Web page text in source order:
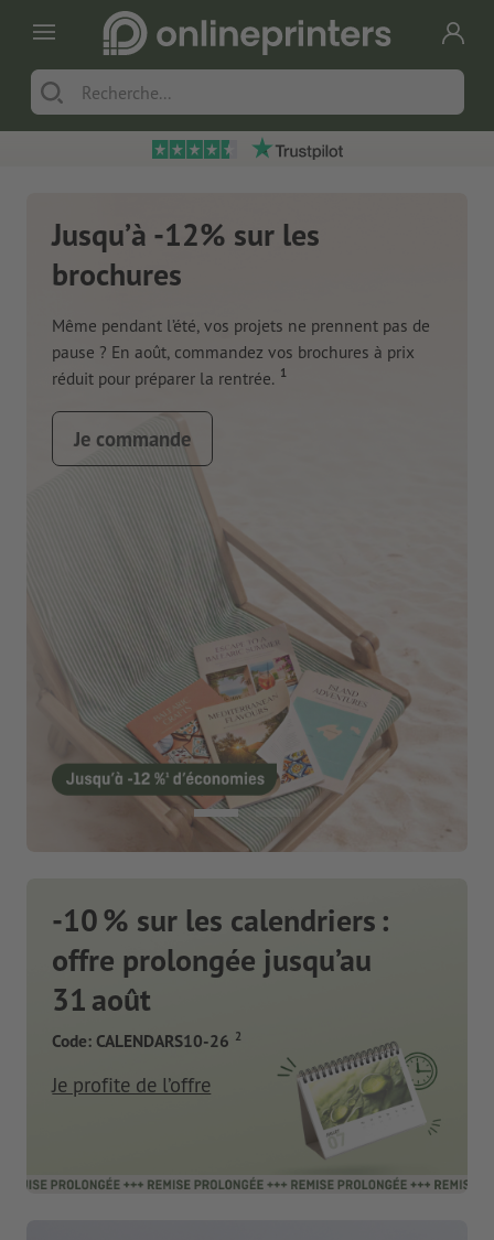
Jusqu’à -12% sur les
brochures
Même pendant l’été, vos projets ne prennent pas de
pause ? En août, commandez vos brochures à prix
réduit pour préparer la rentrée. 1
Je commande
-10 % sur les calendriers :
offre prolongée jusqu’au
31 août
Code: CALENDARS10-26 2
Je profite de l’offre